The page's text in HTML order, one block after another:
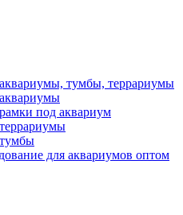
тумбы, террариумы
под аквариум
для аквариумов оптом